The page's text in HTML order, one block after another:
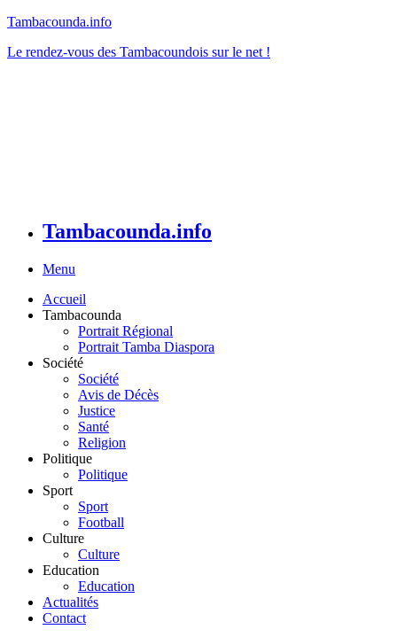
Tambacounda.info
Le rendez-vous des Tambacoundois sur le net !
Tambacounda.info
Menu
Accueil
Tambacounda
Portrait Régional
Portrait Tamba Diaspora
Société
Société
Avis de Décès
Justice
Santé
Religion
Politique
Politique
Sport
Sport
Football
Culture
Culture
Education
Education
Actualités
Contact